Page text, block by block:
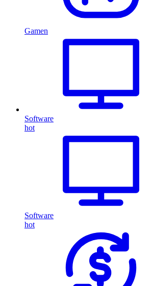
Gamen
Software
hot
Software
hot